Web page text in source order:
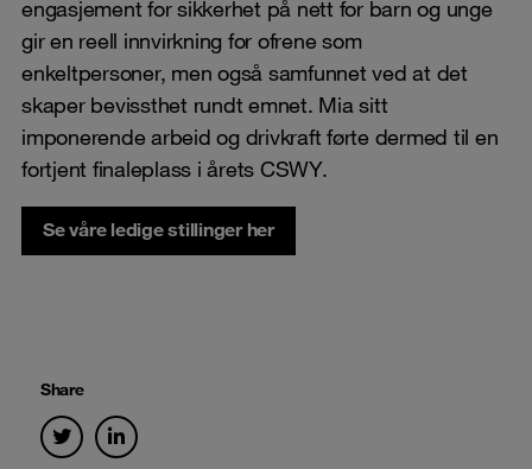
Share
engasjement for sikkerhet på nett for barn og unge
gir en reell innvirkning for ofrene som
enkeltpersoner, men også samfunnet ved at det
skaper bevissthet rundt emnet. Mia sitt
imponerende arbeid og drivkraft førte dermed til en
fortjent finaleplass i årets CSWY.
Se våre ledige stillinger her